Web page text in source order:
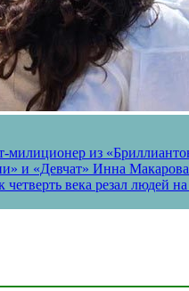
милиционер из
и «Девчат» Инна Макарова
века резал людей